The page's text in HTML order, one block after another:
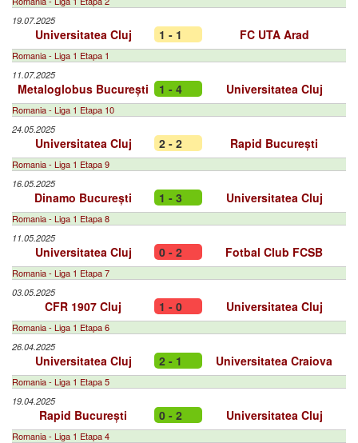
19.07.2025
Universitatea Cluj 1 - 1 FC UTA Arad
Romania - Liga 1 Etapa 1
11.07.2025
Metaloglobus București 1 - 4 Universitatea Cluj
Romania - Liga 1 Etapa 10
24.05.2025
Universitatea Cluj 2 - 2 Rapid București
Romania - Liga 1 Etapa 9
16.05.2025
Dinamo București 1 - 3 Universitatea Cluj
Romania - Liga 1 Etapa 8
11.05.2025
Universitatea Cluj 0 - 2 Fotbal Club FCSB
Romania - Liga 1 Etapa 7
03.05.2025
CFR 1907 Cluj 1 - 0 Universitatea Cluj
Romania - Liga 1 Etapa 6
26.04.2025
Universitatea Cluj 2 - 1 Universitatea Craiova
Romania - Liga 1 Etapa 5
19.04.2025
Rapid București 0 - 2 Universitatea Cluj
Romania - Liga 1 Etapa 4